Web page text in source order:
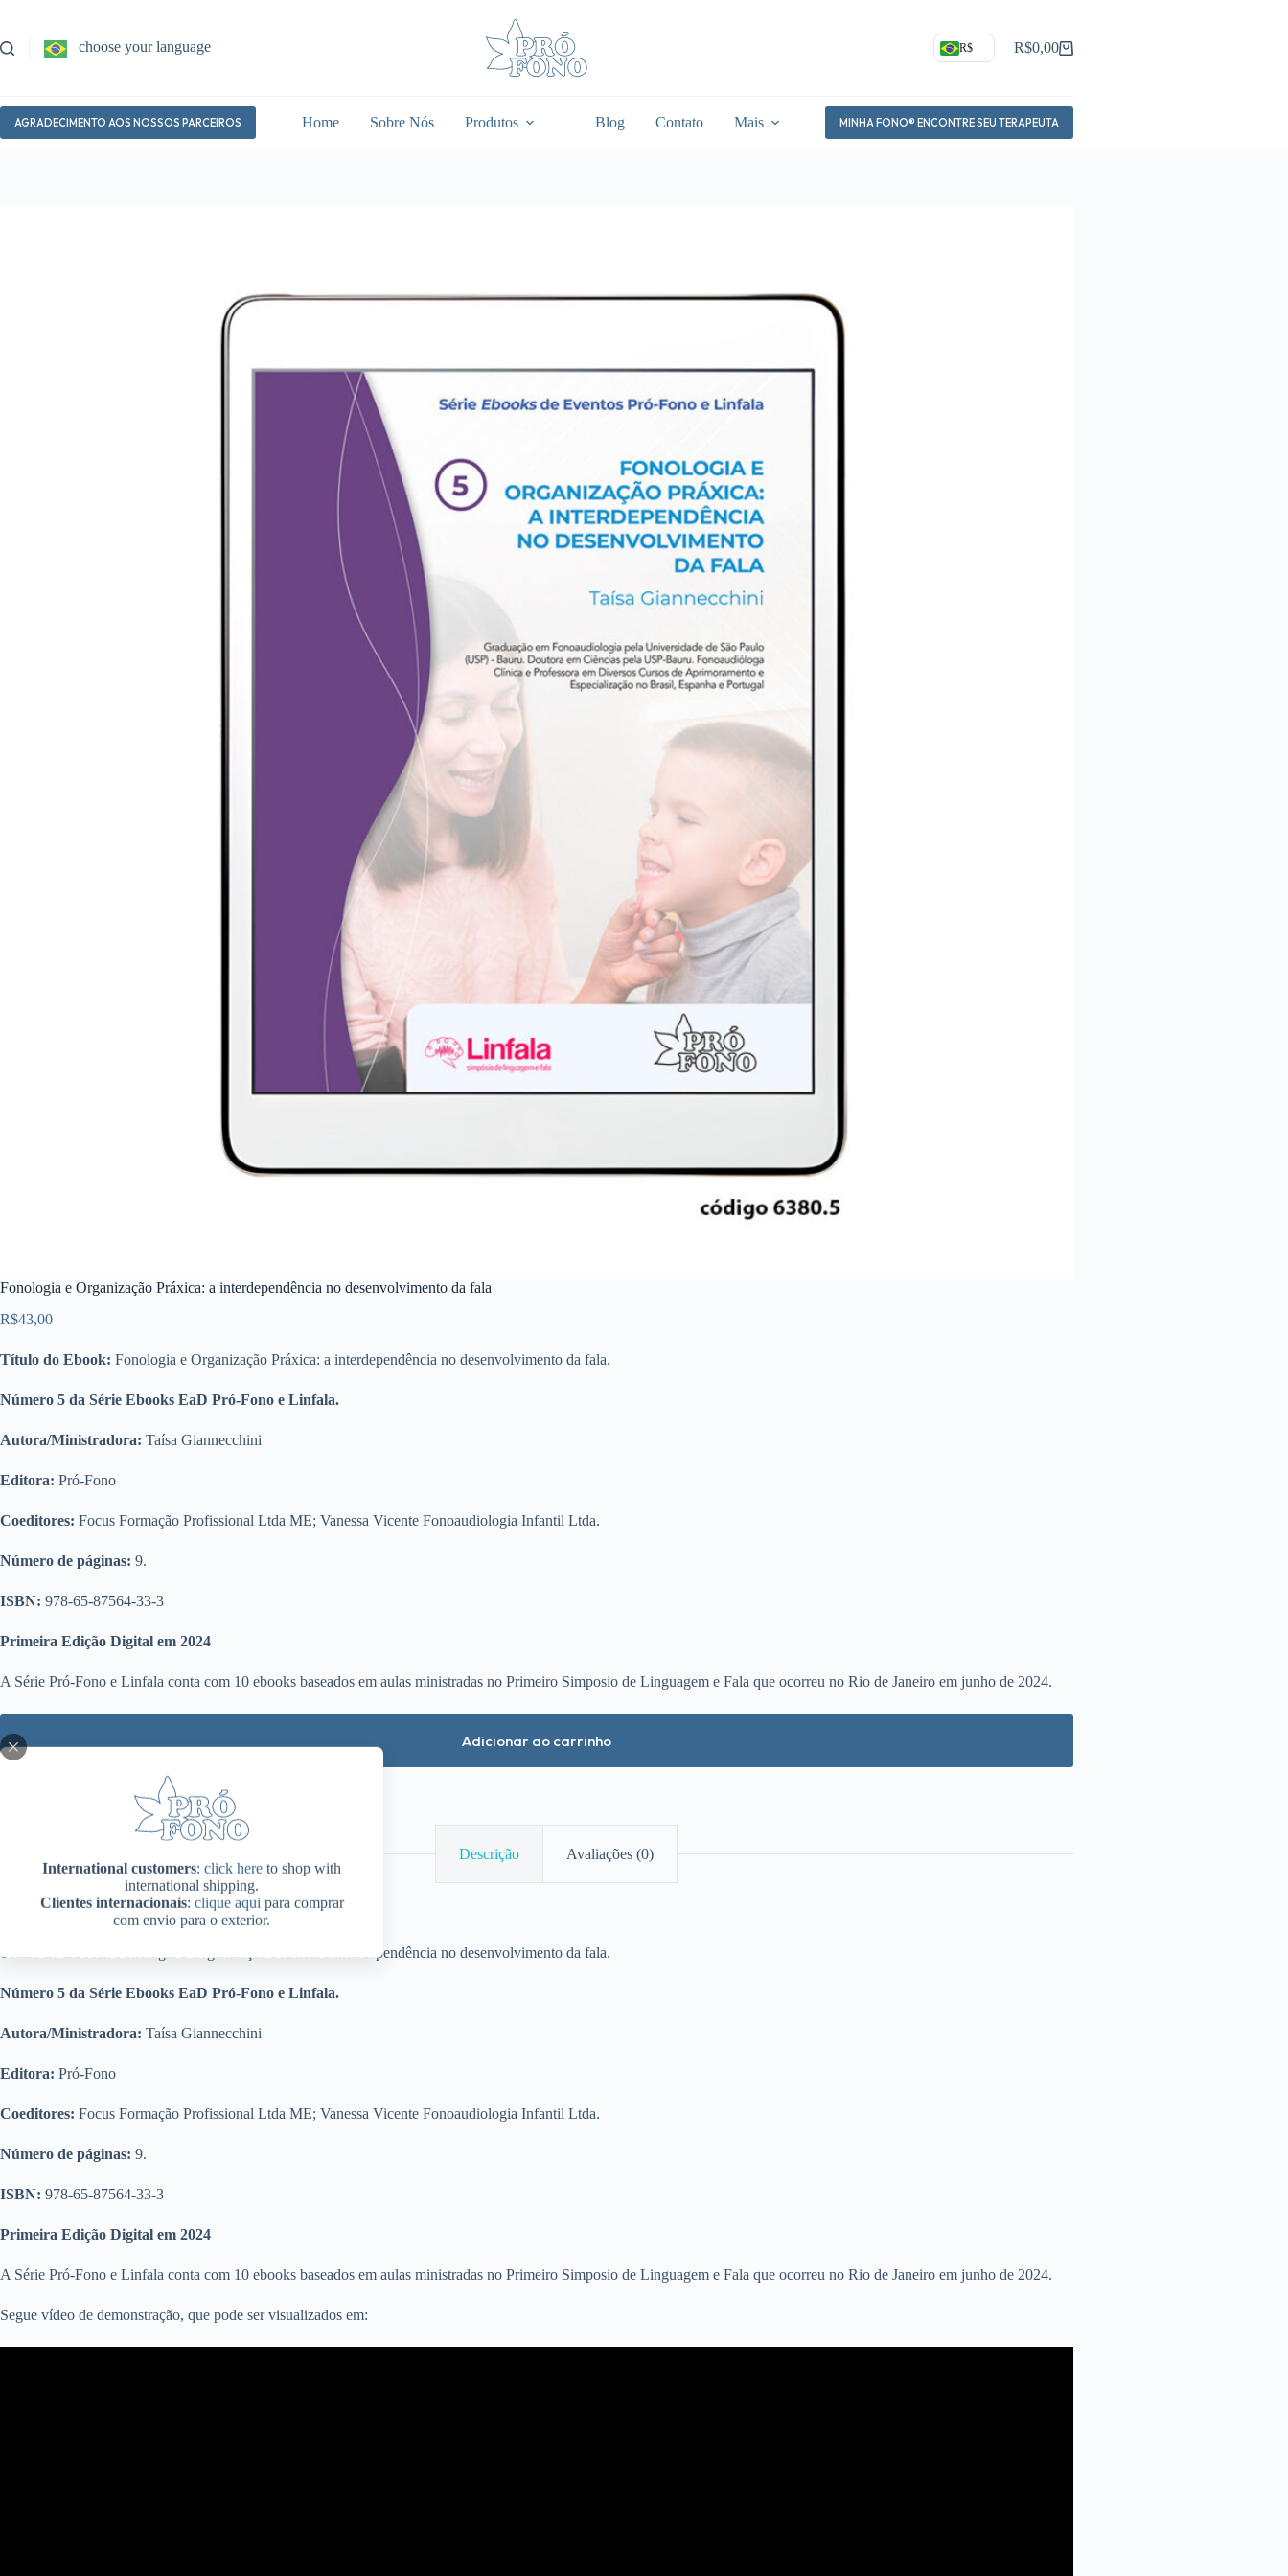
o
conteúdo
International customers: click here to shop with
international shipping.
Clientes internacionais: clique aqui para comprar
com envio para o exterior.
choose your language R$ Carrinho
R$0,00
AGRADECIMENTO AOS NOSSOS PARCEIROS Home Sobre Nós Produtos Blog Contato Mais MINHA FONO® ENCONTRE SEU TERAPEUTA
Fonologia e Organização Práxica: a interdependência no desenvolvimento da fala
R$43,00
Título do Ebook: Fonologia e Organização Práxica: a interdependência no desenvolvimento da fala.
Número 5 da Série Ebooks EaD Pró-Fono e Linfala.
Autora/Ministradora: Taísa Giannecchini
Editora: Pró-Fono
Coeditores: Focus Formação Profissional Ltda ME; Vanessa Vicente Fonoaudiologia Infantil Ltda.
Número de páginas: 9.
ISBN: 978-65-87564-33-3
Primeira Edição Digital em 2024
A Série Pró-Fono e Linfala conta com 10 ebooks baseados em aulas ministradas no Primeiro Simposio de Linguagem e Fala que ocorreu no Rio de Janeiro em junho de 2024.
Adicionar ao carrinho
Descrição Avaliações (0)
Fonologia e Organização Práxica: a interdependência no desenvolvimento da fala.
Número 5 da Série Ebooks EaD Pró-Fono e Linfala.
Autora/Ministradora: Taísa Giannecchini
Editora: Pró-Fono
Coeditores: Focus Formação Profissional Ltda ME; Vanessa Vicente Fonoaudiologia Infantil Ltda.
Número de páginas: 9.
ISBN: 978-65-87564-33-3
Primeira Edição Digital em 2024
A Série Pró-Fono e Linfala conta com 10 ebooks baseados em aulas ministradas no Primeiro Simposio de Linguagem e Fala que ocorreu no Rio de Janeiro em junho de 2024.
Segue vídeo de demonstração, que pode ser visualizados em: